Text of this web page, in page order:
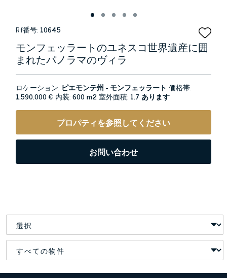
Rif番号: 10645
モンフェッラートのユネスコ世界遺産に囲
まれたパノラマのヴィラ
ロケーション: ピエモンテ州 - モンフェッラート 価格帯:
1.590.000 € 内装:600 m2室外面積: 1.7 あります
プロパティを参照してください
お問い合わせ